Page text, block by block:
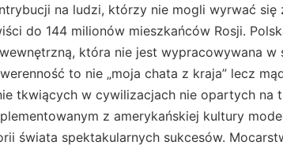
na ludzi, którzy nie mogli wyrwać
do 144 milionów mieszkańców Rosji.
która nie jest wypracowywana w
to nie „moja chata z kraja” lecz
tkwiących w cywilizacjach nie opartych na
z amerykańskiej kultury
świata spektakularnych sukcesów.